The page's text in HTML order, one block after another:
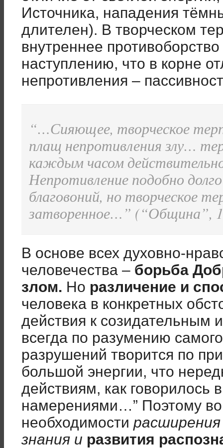
Источника, нападения
длителен). В творческом
внутреннее противоборство
наступлению, что в корне
непротивления –
“…Сияющее, творческое
плащ непротивления злу…
каждым часом
Непротивление подобно
благовоний, но творческое
затворенное…” (“Община”,
В основе всех духовно-
человечества – борьба
злом. Но различение и
человека в конкретных
действия к созидательным
всегда по разумению
разрушений творится по
большой энергии, что
действиям, как говорилось
намерениями…” Поэтому во
необходимости расширения
знания и развития